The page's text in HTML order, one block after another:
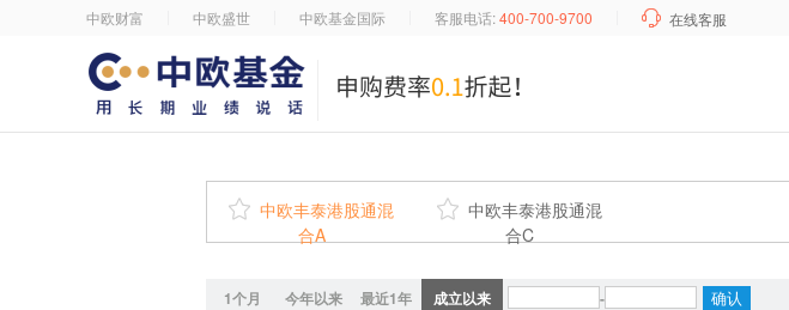
中欧财富 中欧盛世 中欧基金国际 客服电话:400-700-9700  在线客服
 中欧丰泰港股通混
合A
 中欧丰泰港股通混
合C
1个月 今年以来 最近1年 成立以来 -